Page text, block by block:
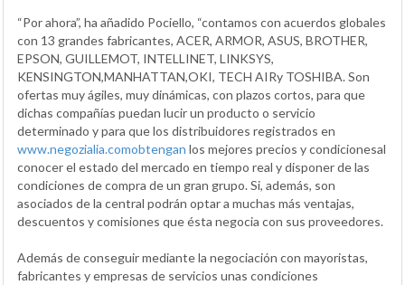
“Por ahora”, ha añadido Pociello, “contamos con acuerdos globales
con 13 grandes fabricantes, ACER, ARMOR, ASUS, BROTHER,
EPSON, GUILLEMOT, INTELLINET, LINKSYS,
KENSINGTON,MANHATTAN,OKI, TECH AIRy TOSHIBA. Son
ofertas muy ágiles, muy dinámicas, con plazos cortos, para que
dichas compañías puedan lucir un producto o servicio
determinado y para que los distribuidores registrados en
www.negozialia.comobtengan los mejores precios y condicionesal
conocer el estado del mercado en tiempo real y disponer de las
condiciones de compra de un gran grupo. Si, además, son
asociados de la central podrán optar a muchas más ventajas,
descuentos y comisiones que ésta negocia con sus proveedores.
Además de conseguir mediante la negociación con mayoristas,
fabricantes y empresas de servicios unas condiciones